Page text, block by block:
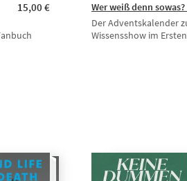
15,00 €
Wer weiß denn sowas?
Der Adventskalender
Wissensshow im Ersten